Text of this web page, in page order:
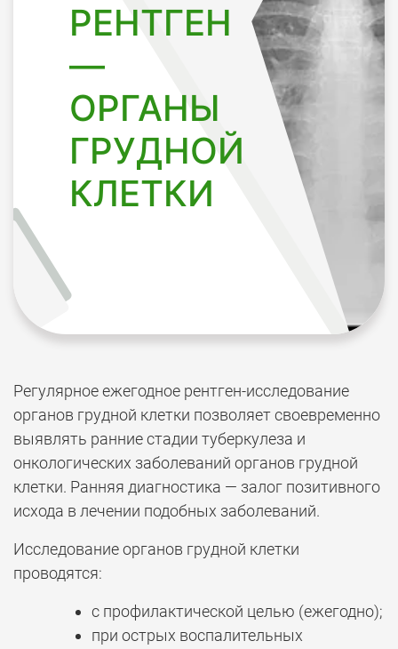
РЕНТГЕН
—
ОРГАНЫ
ГРУДНОЙ
КЛЕТКИ
Регулярное ежегодное рентген-исследование
органов грудной клетки позволяет своевременно
выявлять ранние стадии туберкулеза и
онкологических заболеваний органов грудной
клетки. Ранняя диагностика — залог позитивного
исхода в лечении подобных заболеваний.
Исследование органов грудной клетки
проводятся:
с профилактической целью (ежегодно);
при острых воспалительных